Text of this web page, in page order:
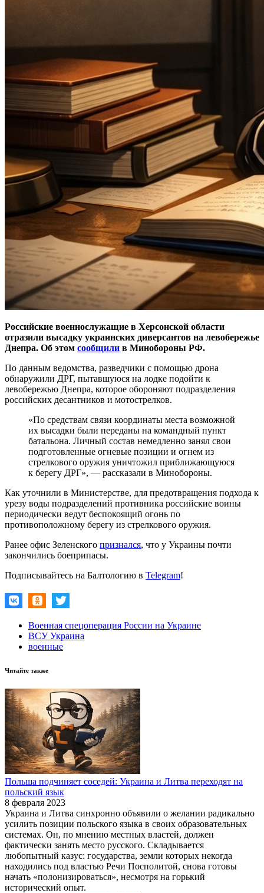
Российские военнослужащие в Херсонской области
отразили высадку украинских диверсантов на левобережье
Днепра. Об этом сообщили в Минобороны РФ.
По данным ведомства, разведчики с помощью дрона
обнаружили ДРГ, пытавшуюся на лодке подойти к
левобережью Днепра, которое обороняют подразделения
российских десантников и мотострелков.
«По средствам связи координаты места возможной
их высадки были переданы на командный пункт
батальона. Личный состав немедленно занял свои
подготовленные огневые позиции и огнем из
стрелкового оружия уничтожил приближающуюся
к берегу ДРГ», — рассказали в Минобороны.
Как уточнили в Министерстве, для предотвращения подхода к
урезу воды подразделений противника российские воины
периодически ведут беспокоящий огонь по
противоположному берегу из стрелкового оружия.
Ранее офис Зеленского признался, что у Украины почти
закончились боеприпасы.
Подписывайтесь на Балтологию в Telegram!
Военная спецоперация России на Украине
ВСУ Украина
военные
Читайте также
Польша подчиняет соседей: Украина и Литва переходят на
польский язык
8 февраля 2023
Украина и Литва синхронно объявили о желании радикально
усилить позиции польского языка в своих образовательных
системах. Он, по мнению местных властей, должен
фактически занять место русского. Складывается
любопытный казус: государства, земли которых некогда
находились под властью Речи Посполитой, снова готовы
начать «полонизироваться», несмотря на горький
исторический опыт.